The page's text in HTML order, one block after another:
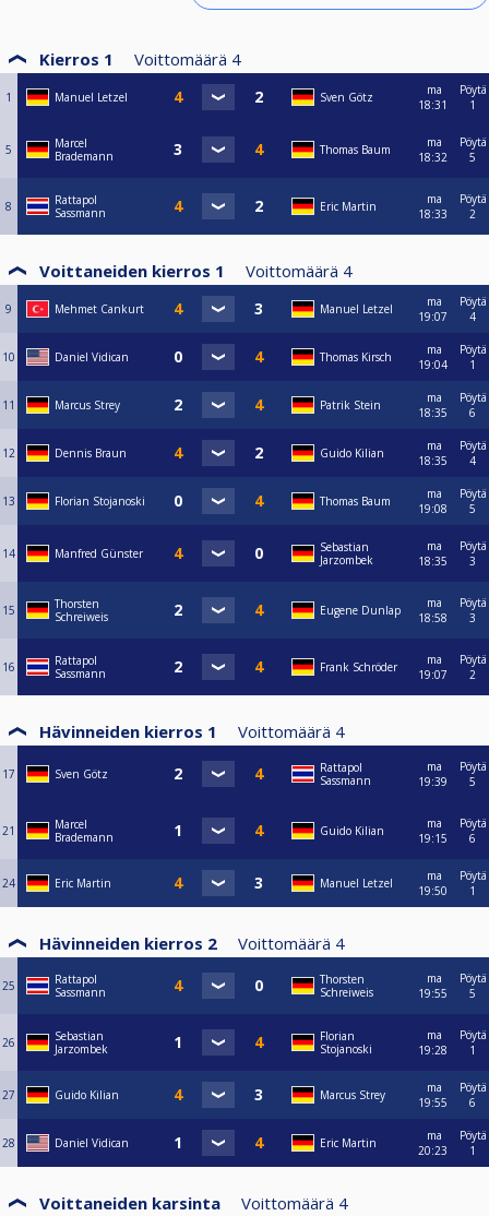
Kierros 1 Voittomäärä 4
1 Manuel Letzel Sven Götz
ma
18:31
Pöytä
1
5
Marcel
Brademann
Thomas Baum
ma
18:32
Pöytä
5
8
Rattapol
Sassmann
Eric Martin
ma
18:33
Pöytä
2
Voittaneiden kierros 1 Voittomäärä 4
9 Mehmet Cankurt Manuel Letzel
ma
19:07
Pöytä
4
10 Daniel Vidican Thomas Kirsch
ma
19:04
Pöytä
1
11 Marcus Strey Patrik Stein
ma
18:35
Pöytä
6
12 Dennis Braun Guido Kilian
ma
18:35
Pöytä
4
13 Florian Stojanoski Thomas Baum
ma
19:08
Pöytä
5
14 Manfred Günster
Sebastian
Jarzombek
ma
18:35
Pöytä
3
15
Thorsten
Schreiweis
Eugene Dunlap
ma
18:58
Pöytä
3
16
Rattapol
Sassmann
Frank Schröder
ma
19:07
Pöytä
2
Hävinneiden kierros 1 Voittomäärä 4
17 Sven Götz
Rattapol
Sassmann
ma
19:39
Pöytä
5
21
Marcel
Brademann
Guido Kilian
ma
19:15
Pöytä
6
24 Eric Martin Manuel Letzel
ma
19:50
Pöytä
1
Hävinneiden kierros 2 Voittomäärä 4
25
Rattapol
Sassmann
Thorsten
Schreiweis
ma
19:55
Pöytä
5
26
Sebastian
Jarzombek
Florian
Stojanoski
ma
19:28
Pöytä
1
27 Guido Kilian Marcus Strey
ma
19:55
Pöytä
6
28 Daniel Vidican Eric Martin
ma
20:23
Pöytä
1
Voittaneiden karsinta Voittomäärä 4